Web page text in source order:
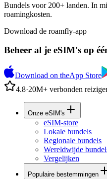
Bundels voor 200+ landen. In
roamingkosten.
Download de roamfly-app
Beheer al je eSIM's op
Download on theApp Store
4.8·20M+ verbonden
Onze eSIM's
eSIM-store
Lokale bundels
Regionale bundels
Wereldwijde
Vergelijken
Populaire bestemmingen